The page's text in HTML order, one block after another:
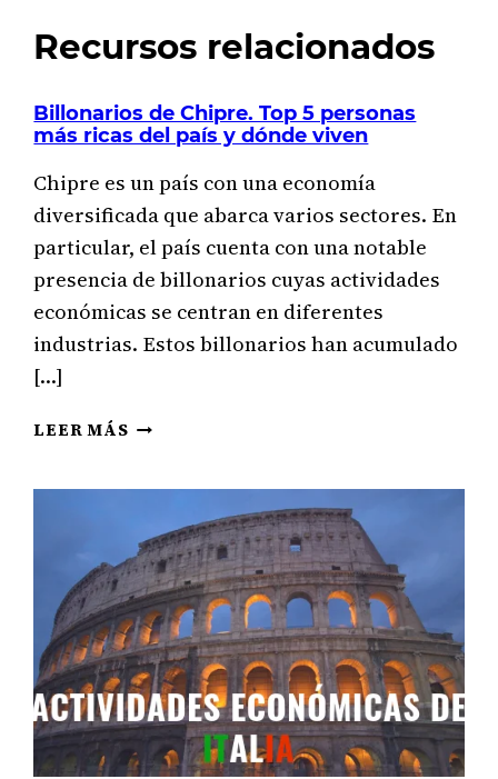
Recursos relacionados
Billonarios de Chipre. Top 5 personas
más ricas del país y dónde viven
Chipre es un país con una economía
diversificada que abarca varios sectores. En
particular, el país cuenta con una notable
presencia de billonarios cuyas actividades
económicas se centran en diferentes
industrias. Estos billonarios han acumulado
[…]
LEER MÁS BILLONARIOS
PERSONAS
MÁS
RICAS
DEL
PAÍS
Y
DÓNDE
VIVEN